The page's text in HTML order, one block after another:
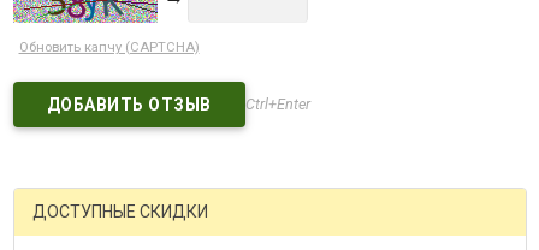
Обновить капчу (CAPTCHA)
Ctrl+Enter
ДОСТУПНЫЕ СКИДКИ